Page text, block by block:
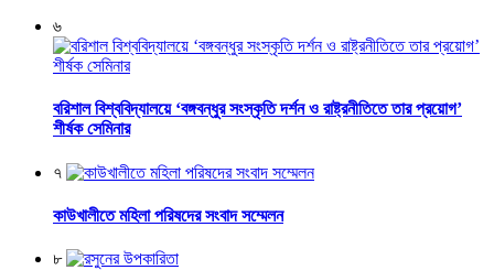
৬
বরিশাল বিশ্ববিদ্যালয়ে ‘বঙ্গবন্ধুর সংস্কৃতি দর্শন ও রাষ্ট্রনীতিতে তার প্রয়োগ’
শীর্ষক সেমিনার
৭
কাউখালীতে মহিলা পরিষদের সংবাদ সম্মেলন
৮